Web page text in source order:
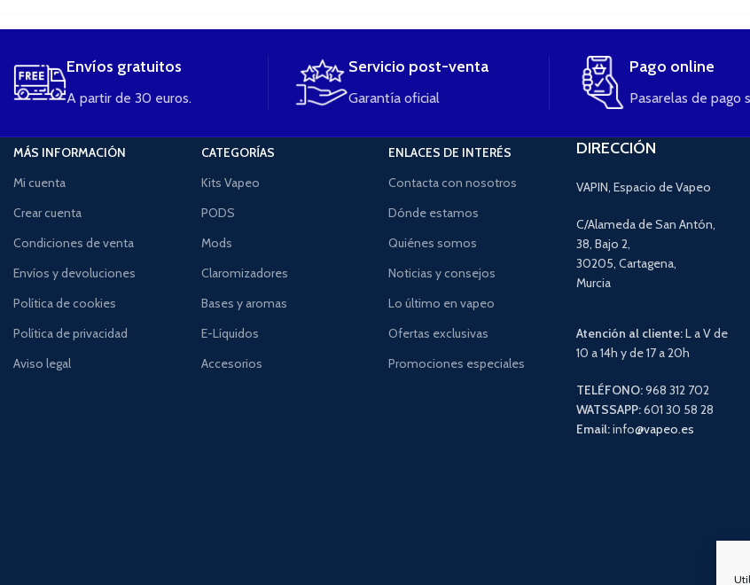
Envíos gratuitos
A partir de 30 euros.
Servicio post-venta
Garantía oficial
Pago online
Pasarelas de pago
MÁS INFORMACIÓN
Mi cuenta
Crear cuenta
Condiciones de venta
Envíos y devoluciones
Política de cookies
Política de privacidad
Aviso legal
CATEGORÍAS
Kits Vapeo
PODS
Mods
Claromizadores
Bases y aromas
E-Líquidos
Accesorios
ENLACES DE INTERÉS
Contacta con nosotros
Dónde estamos
Quiénes somos
Noticias y consejos
Lo último en vapeo
Ofertas exclusivas
Promociones especiales
DIRECCIÓN
VAPIN, Espacio de Vapeo
C/Alameda de San Antón,
38, Bajo 2,
30205, Cartagena,
Murcia
Atención al cliente:L a V de
10 a 14h y de 17 a 20h
TELÉFONO:968 312 702
WATSSAPP:601 30 58 28
Email:info@vapeo.es